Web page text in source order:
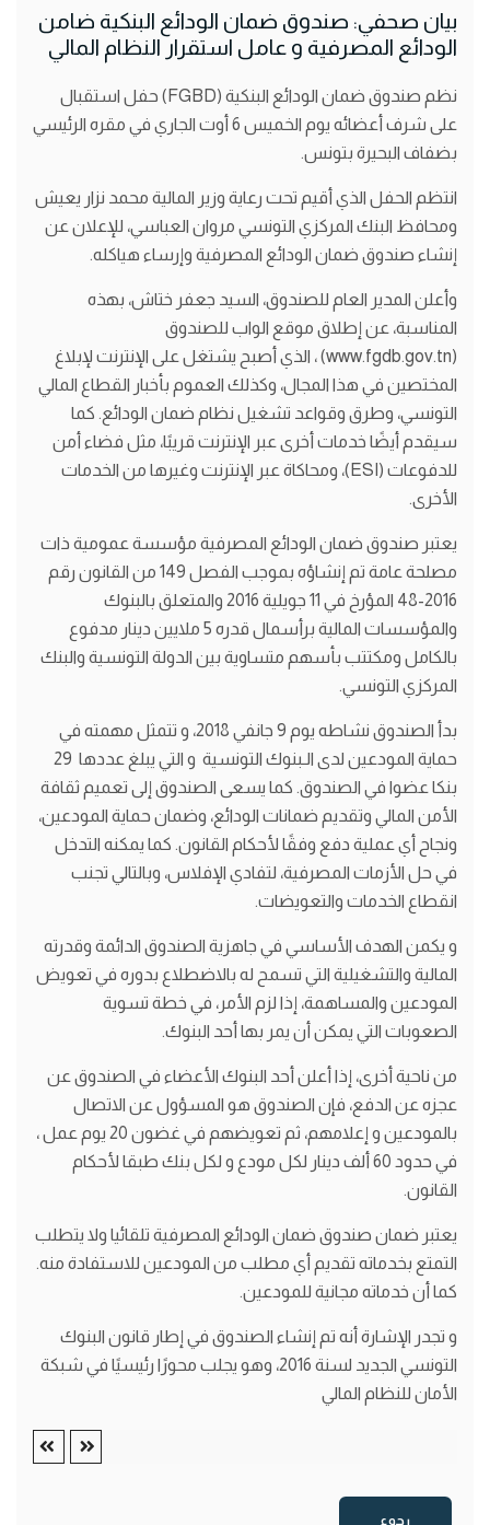
بيان صحفي: صندوق ضمان الودائع البنكية ضامن
الودائع المصرفية و عامل استقرار النظام المالي
نظم صندوق ضمان الودائع البنكية (FGBD) حفل استقبال
على شرف أعضائه يوم الخميس 6 أوت الجاري في مقره الرئيسي
بضفاف البحيرة بتونس.
انتظم الحفل الذي أقيم تحت رعاية وزير المالية محمد نزار يعيش
ومحافظ البنك المركزي التونسي مروان العباسي، للإعلان عن
إنشاء صندوق ضمان الودائع المصرفية وإرساء هياكله.
وأعلن المدير العام للصندوق، السيد جعفر ختاش، بهذه
المناسبة، عن إطلاق موقع الواب للصندوق
(www.fgdb.gov.tn) ، الذي أصبح يشتغل على الإنترنت لإبلاغ
المختصين في هذا المجال، وكذلك العموم بأخبار القطاع المالي
التونسي، وطرق وقواعد تشغيل نظام ضمان الودائع. كما
سيقدم أيضًا خدمات أخرى عبر الإنترنت قريبًا، مثل فضاء أمن
للدفوعات (ESI)، ومحاكاة عبر الإنترنت وغيرها من الخدمات
الأخرى.
يعتبر صندوق ضمان الودائع المصرفية مؤسسة عمومية ذات
مصلحة عامة تم إنشاؤه بموجب الفصل 149 من القانون رقم
2016-48 المؤرخ في 11 جويلية 2016 والمتعلق بالبنوك
والمؤسسات المالية برأسمال قدره 5 ملايين دينار مدفوع
بالكامل ومكتتب بأسهم متساوية بين الدولة التونسية والبنك
المركزي التونسي.
بدأ الصندوق نشاطه يوم 9 جانفي 2018، و تتمثل مهمته في
حماية المودعين لدى الـبنوك التونسية و التي يبلغ عددها 29
بنكا عضوا في الصندوق. كما يسعى الصندوق إلى تعميم ثقافة
الأمن المالي وتقديم ضمانات الودائع، وضمان حماية المودعين،
ونجاح أي عملية دفع وفقًا لأحكام القانون. كما يمكنه التدخل
في حل الأزمات المصرفية، لتفادي الإفلاس، وبالتالي تجنب
انقطاع الخدمات والتعويضات.
و يكمن الهدف الأساسي في جاهزية الصندوق الدائمة وقدرته
المالية والتشغيلية التي تسمح له بالاضطلاع بدوره في تعويض
المودعين والمساهمة، إذا لزم الأمر، في خطة تسوية
الصعوبات التي يمكن أن يمر بها أحد البنوك.
من ناحية أخرى، إذا أعلن أحد البنوك الأعضاء في الصندوق عن
عجزه عن الدفع، فإن الصندوق هو المسؤول عن الاتصال
بالمودعين و إعلامهم، ثم تعويضهم في غضون 20 يوم عمل ،
في حدود 60 ألف دينار لكل مودع و لكل بنك طبقا لأحكام
القانون.
يعتبر ضمان صندوق ضمان الودائع المصرفية تلقائيا ولا يتطلب
التمتع بخدماته تقديم أي مطلب من المودعين للاستفادة منه.
كما أن خدماته مجانية للمودعين.
و تجدر الإشارة أنه تم إنشاء الصندوق في إطار قانون البنوك
التونسي الجديد لسنة 2016، وهو يجلب محورًا رئيسيًا في شبكة
الأمان للنظام المالي
رجوع